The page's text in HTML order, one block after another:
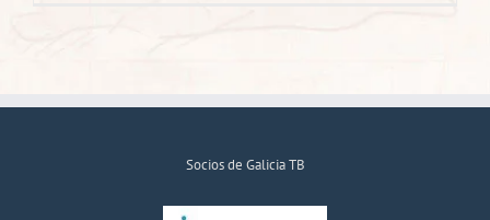
Socios de Galicia TB